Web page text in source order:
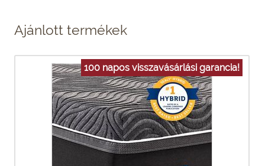
Ajánlott termékek
100 napos visszavásárlási garancia!